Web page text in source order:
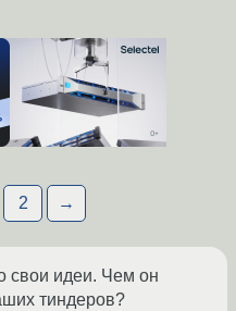
2 →
свои идеи. Чем он
тиндеров?